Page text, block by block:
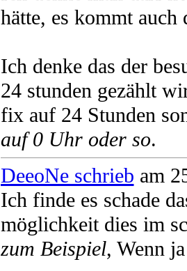
hätte, es kommt
Ich denke das der
24 stunden gezählt
fix auf 24 Stunden
auf 0 Uhr oder so.
DeeoNe schrieb am
Ich finde es schade
möglichkeit dies im
zum Beispiel, Wenn